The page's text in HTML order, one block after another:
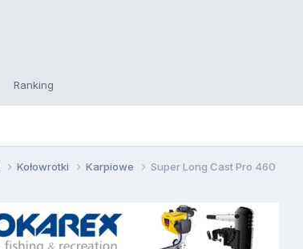
Ranking
Kołowrotki Karpiowe Super Long Cast Pro 460